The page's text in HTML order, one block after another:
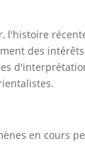
l'histoire
des
en cours